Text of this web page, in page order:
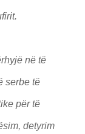
në të
serbe të
për të
detyrim